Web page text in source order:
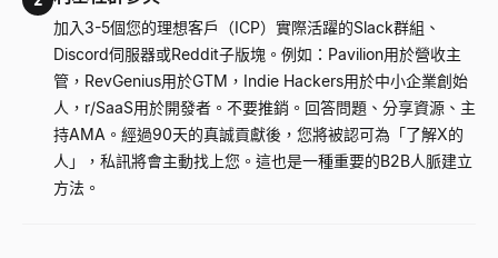
加入3-5個您的理想客戶（ICP）實際活躍的Slack群組、
Discord伺服器或Reddit子版塊。例如：Pavilion用於營收主
管，RevGenius用於GTM，Indie Hackers用於中小企業創始
人，r/SaaS用於開發者。不要推銷。回答問題、分享資源、主
持AMA。經過90天的真誠貢獻後，您將被認可為「了解X的
人」，私訊將會主動找上您。這也是一種重要的B2B人脈建立
方法。